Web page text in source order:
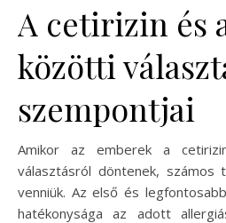
A cetirizin és
közötti
szempontjai
Amikor az emberek a
választásról döntenek, számos
venniük. Az első és
hatékonysága az adott